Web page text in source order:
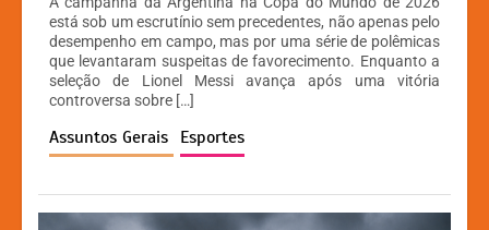
at
s
A
p
p
c
e
b
o
o
k
s
s
e
n
g
er
p
y
Li
n
k
está sob um escrutínio sem precedentes, não apenas pelo
desempenho em campo, mas por uma série de polêmicas
que levantaram suspeitas de favorecimento. Enquanto a
seleção de Lionel Messi avança após uma vitória
controversa sobre […]
Assuntos Gerais Esportes